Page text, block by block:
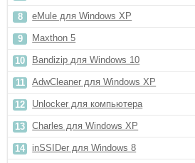
eMule для Windows XP
Maxthon 5
Bandizip для Windows 10
AdwCleaner для Windows XP
Unlocker для компьютера
Charles для Windows XP
inSSIDer для Windows 8